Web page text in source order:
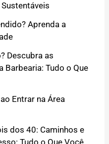
Aprenda a
Descubra as
Barbearia: Tudo o Que
Entrar na Área
dos 40: Caminhos e